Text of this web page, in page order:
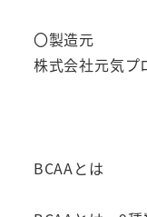
ド、
HMB
ウ
ア
〇製造元
株式会社元気プ
BCAAとは